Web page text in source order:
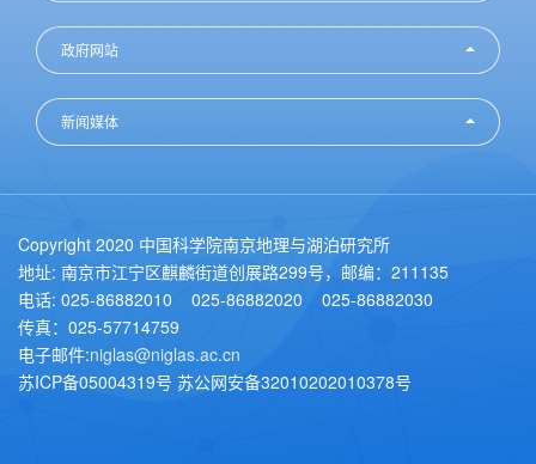
政府网站
新闻媒体
Copyright 2020 中国科学院南京地理与湖泊研究所
地址: 南京市江宁区麒麟街道创展路299号，邮编：211135
电话: 025-86882010 025-86882020 025-86882030
传真：025-57714759
电子邮件:niglas@niglas.ac.cn
苏ICP备05004319号 苏公网安备32010202010378号